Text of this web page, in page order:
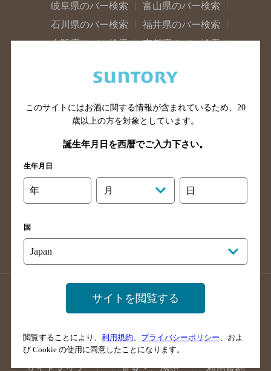
岐阜県のバー検索
富山県のバー検索
石川県のバー検索
福井県のバー検索
大阪府のバー検索
京都府のバー検索
滋賀県のバー検索
和歌山県のバー検索
山口県のバー検索
鳥取県のバー検索
島根県のバー検索
徳島県のバー検索
高知県のバー検索
福岡県のバー検索
長崎県のバー検索
佐賀県のバー検索
店舗登録方法のご案内
店舗情報更新方法のご案内
掲載店舗様ログイン
サイトマップ ご意見・ご感想 利用規約
このサイトにはお酒に関する情報が含まれているため、 20
歳以上の方を対象としています。
誕生年月日を西暦でご入力下さい。
生年月日
年 月 日
国
サイトを閲覧する
閲覧することにより、 利用規約 プライバシーポリシー 、およ
び Cookie の使用に同意したことになります。